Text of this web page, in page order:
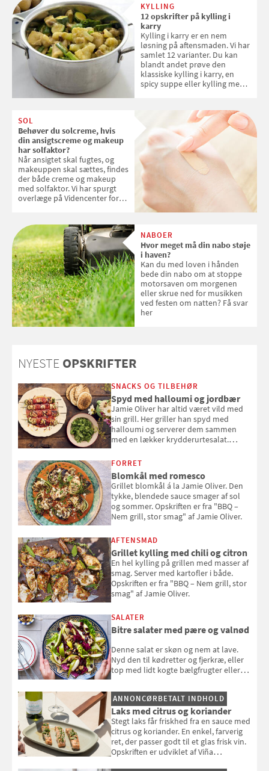
KYLLING
12 opskrifter på kylling i
karry
Kylling i karry er en nem
løsning på aftensmaden. Vi har
samlet 12 varianter. Du kan
blandt andet prøve den
klassiske kylling i karry, en
spicy suppe eller kylling med
SOL
Behøver du solcreme, hvis
din ansigtscreme og makeup
har solfaktor?
Når ansigtet skal fugtes, og
makeuppen skal sættes, findes
der både creme og makeup
med solfaktor. Vi har spurgt
overlæge på Videncenter for
med SPF kan erstatte
solcreme, når man bevæger
sig ud i solen
NABOER
Hvor meget må din nabo støje
i haven?
Kan du med loven i hånden
bede din nabo om at stoppe
motorsaven om morgenen
eller skrue ned for musikken
ved festen om natten? Få svar
her
NYESTE OPSKRIFTER
SNACKS OG TILBEHØR
Spyd med halloumi og jordbær
Jamie Oliver har altid været vild med
sin grill. Her griller han spyd med
halloumi og serverer dem sammen
med en lækker krydderurtesalat.
smag" af Jamie Oliver.
FORRET
Blomkål med romesco
Grillet blomkål á la Jamie Oliver. Den
tykke, blendede sauce smager af sol
og sommer. Opskriften er fra "BBQ –
Nem grill, stor smag" af Jamie Oliver.
AFTENSMAD
Grillet kylling med chili og citron
En hel kylling på grillen med masser af
smag. Server med kartofler i både.
Opskriften er fra "BBQ – Nem grill, stor
smag" af Jamie Oliver.
SALATER
Bitre salater med pære og valnød
Denne salat er skøn og nem at lave.
Nyd den til kødretter og fjerkræ, eller
top med lidt kogte bælgfrugter eller
selvstændigt måltid. Opskriften er fra
Louisa Lorangs kogebog "Salat".
ANNONCØRBETALT INDHOLD
Laks med citrus og koriander
Stegt laks får friskhed fra en sauce med
citrus og koriander. En enkel, farverig
ret, der passer godt til et glas frisk vin.
Opskriften er udviklet af Viña